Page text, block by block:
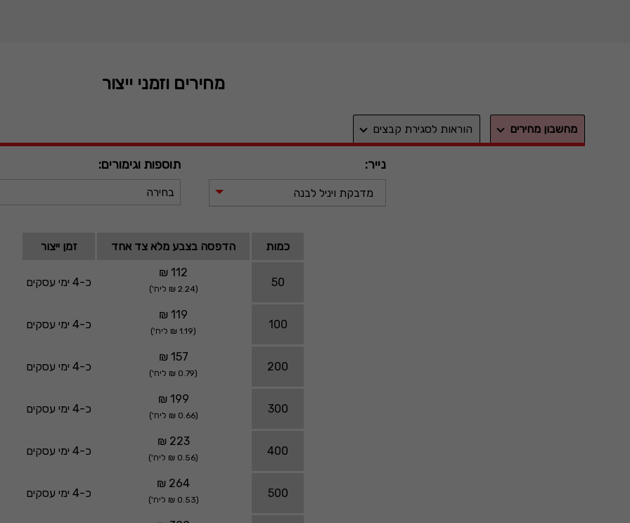
מחירים וזמני ייצור
מחשבון מחירים הוראות לסגירת קבצים
נייר:
מדבקת ויניל לבנה
תוספות וגימורים:
בחירה
כמות הדפסה בצבע מלא צד אחד זמן ייצור
50
112 ₪
(2.24 ₪ ליח') כ-4 ימי עסקים
100
119 ₪
(1.19 ₪ ליח') כ-4 ימי עסקים
200
157 ₪
(0.79 ₪ ליח') כ-4 ימי עסקים
300
199 ₪
(0.66 ₪ ליח') כ-4 ימי עסקים
400
223 ₪
(0.56 ₪ ליח') כ-4 ימי עסקים
500
264 ₪
(0.53 ₪ ליח') כ-4 ימי עסקים